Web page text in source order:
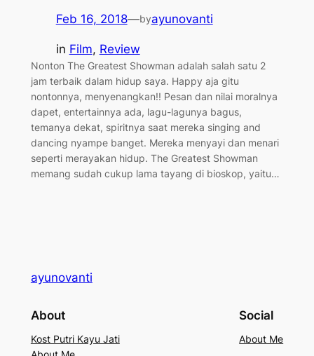
Feb 16, 2018—byayunovanti
in Film, Review
Nonton The Greatest Showman adalah salah satu 2
jam terbaik dalam hidup saya. Happy aja gitu
nontonnya, menyenangkan!! Pesan dan nilai moralnya
dapet, entertainnya ada, lagu-lagunya bagus,
temanya dekat, spiritnya saat mereka singing and
dancing nyampe banget. Mereka menyayi dan menari
seperti merayakan hidup. The Greatest Showman
memang sudah cukup lama tayang di bioskop, yaitu…
ayunovanti
About
Kost Putri Kayu Jati
Social
About Me